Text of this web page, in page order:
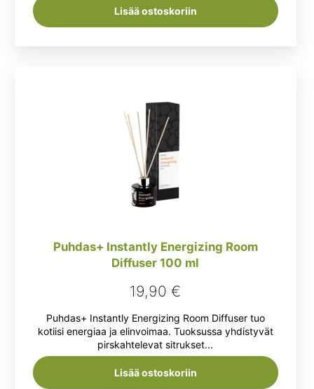
Lisää ostoskoriin
Puhdas+ Instantly Energizing Room
Diffuser 100 ml
19,90€
Puhdas+ Instantly Energizing Room Diffuser tuo
kotiisi energiaa ja elinvoimaa. Tuoksussa yhdistyvät
pirskahtelevat sitrukset...
Lisää ostoskoriin